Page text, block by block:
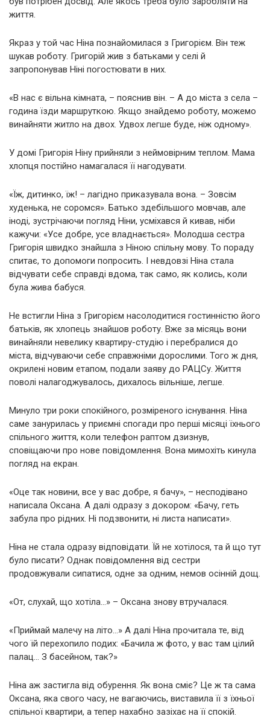
життя.
Якраз у той час Ніна познайомилася з Григорієм. Він теж
шукав роботу. Григорій жив з батьками у селі й
запропонував Ніні погостювати в них.
«В нас є вільна кімната, – пояснив він. – А до міста з села –
година їзди маршруткою. Якщо знайдемо роботу, можемо
винайняти житло на двох. Удвох легше буде, ніж одному».
У домі Григорія Ніну прийняли з неймовірним теплом. Мама
хлопця постійно намагалася її нагодувати.
«Їж, дитинко, їж! – лагідно приказувала вона. – Зовсім
худенька, не соромся». Батько здебільшого мовчав, але
іноді, зустрічаючи погляд Ніни, усміхався й кивав, ніби
кажучи: «Усе добре, усе владнається». Молодша сестра
Григорія швидко знайшла з Ніною спільну мову. То пораду
спитає, то допомоги попросить. І невдовзі Ніна стала
відчувати себе справді вдома, так само, як колись, коли
була жива бабуся.
Не встигли Ніна з Григорієм насолодитися гостинністю його
батьків, як хлопець знайшов роботу. Вже за місяць вони
винайняли невелику квартиру-студію і перебралися до
міста, відчуваючи себе справжніми дорослими. Того ж дня,
окрилені новим етапом, подали заяву до РАЦСу. Життя
поволі налагоджувалось, дихалось вільніше, легше.
Минуло три роки спокійного, розміреного існування. Ніна
саме занурилась у приємні спогади про перші місяці їхнього
спільного життя, коли телефон раптом дзизнув,
сповіщаючи про нове повідомлення. Вона мимохіть кинула
погляд на екран.
«Оце так новини, все у вас добре, я бачу», – несподівано
написала Оксана. А далі одразу з докором: «Бачу, геть
забула про рідних. Ні подзвонити, ні листа написати».
Ніна не стала одразу відповідати. Їй не хотілося, та й що тут
було писати? Однак повідомлення від сестри
продовжували сипатися, одне за одним, немов осінній дощ.
«От, слухай, що хотіла…» – Оксана знову втручалася.
«Приймай малечу на літо…» А далі Ніна прочитала те, від
чого їй перехопило подих: «Бачила ж фото, у вас там цілий
палац… З басейном, так?»
Ніна аж застигла від обурення. Як вона сміє? Це ж та сама
Оксана, яка свого часу, не вагаючись, виставила її з їхньої
спільної квартири, а тепер нахабно зазіхає на її спокій.